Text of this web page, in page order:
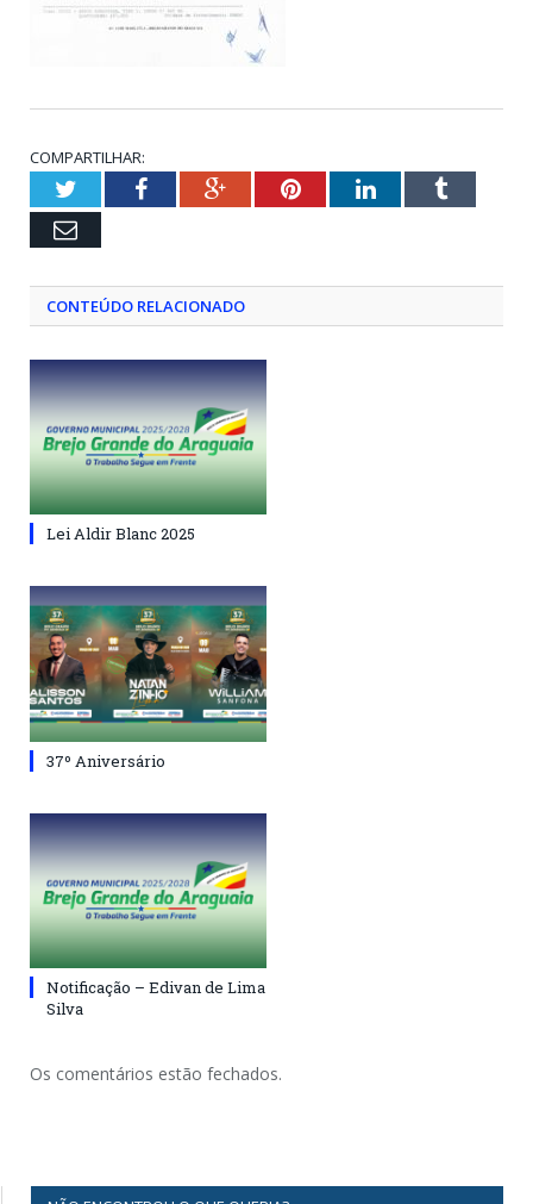
COMPARTILHAR:
TwitterFacebookGoogle+PinterestLinkedInTumblr
Email
CONTEÚDO RELACIONADO
Lei Aldir Blanc 2025
37º Aniversário
Notificação – Edivan de Lima
Silva
Os comentários estão fechados.